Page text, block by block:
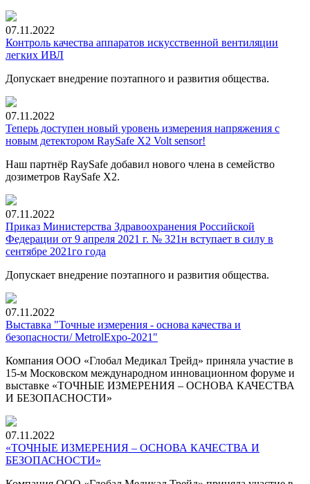
07.11.2022
Контроль качества аппаратов искусственной вентиляции
легких ИВЛ
Допускает внедрение поэтапного и развития общества.
07.11.2022
Теперь доступен новый уровень измерения напряжения с
новым детектором RaySafe X2 Volt sensor!
Наш партнёр RaySafe добавил нового члена в семейство
дозиметров RaySafe X2.
07.11.2022
Приказ Министерства Здравоохранения Российской
Федерации от 9 апреля 2021 г. № 321н вступает в силу в
сентябре 2021го года
Допускает внедрение поэтапного и развития общества.
07.11.2022
Выставка "Точные измерения - основа качества и
безопасности/ MetrolExpo-2021"
Компания ООО «Глобал Медикал Трейд» приняла участие в
15-м Московском международном инновационном форуме и
выставке «ТОЧНЫЕ ИЗМЕРЕНИЯ – ОСНОВА КАЧЕСТВА
И БЕЗОПАСНОСТИ»
07.11.2022
«ТОЧНЫЕ ИЗМЕРЕНИЯ – ОСНОВА КАЧЕСТВА И
БЕЗОПАСНОСТИ»